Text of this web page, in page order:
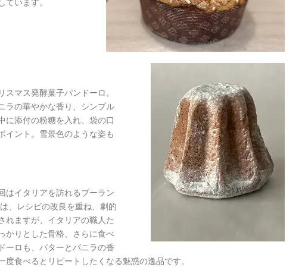
マス発酵菓子パンドーロ。
ラの華やかな香り、シンプル
に添付の粉糖を入れ、袋の口
イント。雪景色のような姿も
はイタリアを訪れるブーラン
、レシピの改良を重ね、劇的
れますが、イタリアの職人た
かりとした骨格、さらに食べ
ーロも、バターとバニラの香
食べるとリピートしたくなる魅惑の逸品です。